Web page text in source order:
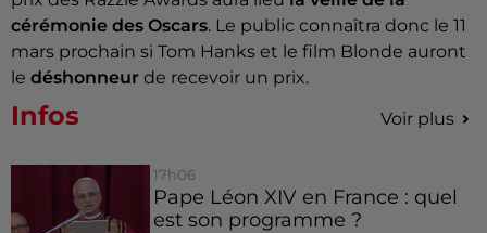
cérémonie des Oscars. Le public connaîtra donc le 11
mars prochain si Tom Hanks et le film Blonde auront
le déshonneur de recevoir un prix.
Infos Voir plus
17h06
Pape Léon XIV en France : quel
est son programme ?